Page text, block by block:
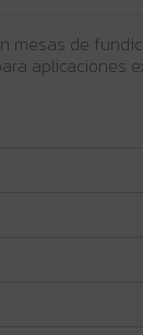
de